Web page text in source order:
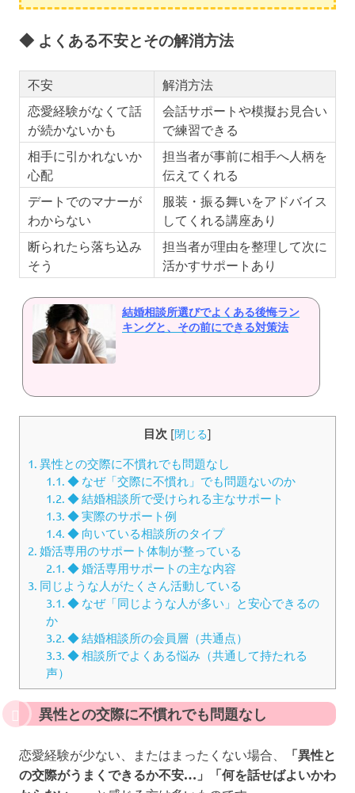
◆ よくある不安とその解消方法
不安
解消方法
恋愛経験がなくて話
が続かないかも
会話サポートや模擬お見合い
で練習できる
相手に引かれないか
心配
担当者が事前に相手へ人柄を
伝えてくれる
デートでのマナーが
わからない
服装・振る舞いをアドバイス
してくれる講座あり
断られたら落ち込み
そう
担当者が理由を整理して次に
活かすサポートあり
結婚相談所選びでよくある後悔ラン
キングと、その前にできる対策法
目次 [閉じる]
1. 異性との交際に不慣れでも問題なし
1.1. ◆ なぜ「交際に不慣れ」でも問題ないのか
1.2. ◆ 結婚相談所で受けられる主なサポート
1.3. ◆ 実際のサポート例
1.4. ◆ 向いている相談所のタイプ
2. 婚活専用のサポート体制が整っている
2.1. ◆ 婚活専用サポートの主な内容
3. 同じような人がたくさん活動している
3.1. ◆ なぜ「同じような人が多い」と安心できるの
か
3.2. ◆ 結婚相談所の会員層（共通点）
3.3. ◆ 相談所でよくある悩み（共通して持たれる
声）
異性との交際に不慣れでも問題なし
恋愛経験が少ない、またはまったくない場合、
「異性と
の交際がうまくできるか不安…」「何を話せばよいかわ